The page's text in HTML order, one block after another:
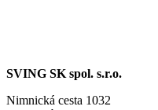
SVING SK spol. s.r.o.
Nimnická cesta 1032